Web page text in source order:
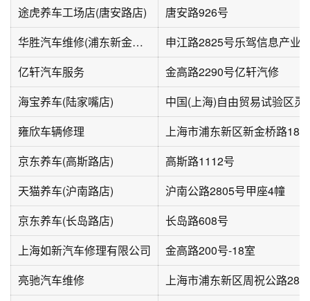
途虎养车工场店(唐安路店)
唐安路926号
华胜汽车维修(浦东新金桥店)
申江路2825号乐驾信息产业
亿轩汽车服务
金高路2290号亿轩汽修
海宝养车(陆家嘴店)
雍欣车辆修理
上海市浦东新区新金桥路
京东养车(高斯路店)
高斯路1112号
天猫养车(沪南路店)
沪南公路2805号甲座4幢
京东养车(长岛路店)
长岛路608号
上海如新汽车修理有限公司
金高路200号-18室
亮驰汽车维修
上海市浦东新区周祝公路